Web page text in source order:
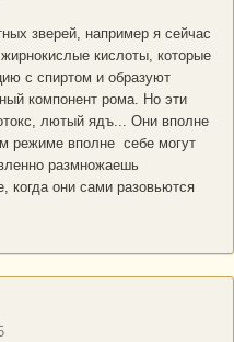
зверей, например я сейчас
кислоты, которые
с спиртом и образуют
компонент рома. Но эти
лютый ядъ... Они вполне
режиме вполне себе могут
размножаешь
когда они сами разовьются